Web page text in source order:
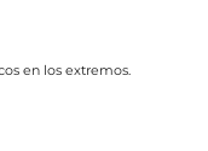
en los extremos.